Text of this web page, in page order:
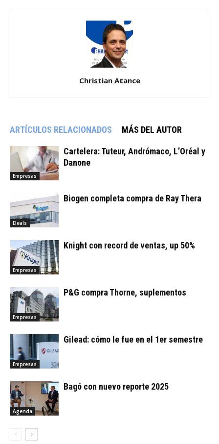
Christian Atance
ARTÍCULOS RELACIONADOS MÁS DEL AUTOR
Empresas
Cartelera: Tuteur, Andrómaco, L’Oréal y
Danone
Deals
Biogen completa compra de Ray Thera
Empresas
Knight con record de ventas, up 50%
Empresas
P&G compra Thorne, suplementos
Empresas
Gilead: cómo le fue en el 1er semestre
Agenda
Bagó con nuevo reporte 2025